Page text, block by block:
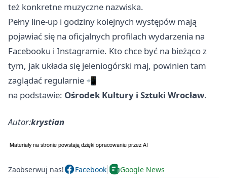
też konkretne muzyczne nazwiska.
Pełny line-up i godziny kolejnych występów mają
pojawiać się na oficjalnych profilach wydarzenia na
Facebooku i Instagramie. Kto chce być na bieżąco z
tym, jak układa się jeleniogórski maj, powinien tam
zaglądać regularnie 📲
na podstawie: Ośrodek Kultury i Sztuki Wrocław.
Autor:krystian
Zaobserwuj nas! Facebook Google News